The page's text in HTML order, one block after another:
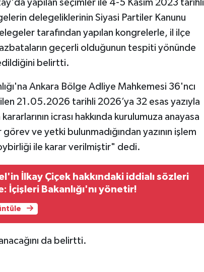
yapılan seçimler ile 4-5 Kasım 2023 tarihli
delegeliklerinin Siyasi Partiler Kanunu
tarafından yapılan kongrelerle, il ilçe
geçerli olduğunun tespiti yönünde
belirtti.
Ankara Bölge Adliye Mahkemesi 36'ncı
21.05.2026 tarihli 2026’ya 32 esas yazıyla
icrası hakkında kurulumuza anayasa
ve yetki bulunmadığından yazının işlem
ile karar verilmiştir" dedi.
İlkay Çiçek hakkındaki iddialı sözleri
İçişleri Bakanlığı'nı yönetir!
da belirtti.